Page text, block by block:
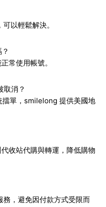
以輕鬆解決。
常使用帳號。
取消？
擋單，smilelong 提供美國地
收站代購與轉運，降低購物
，避免因付款方式受限而